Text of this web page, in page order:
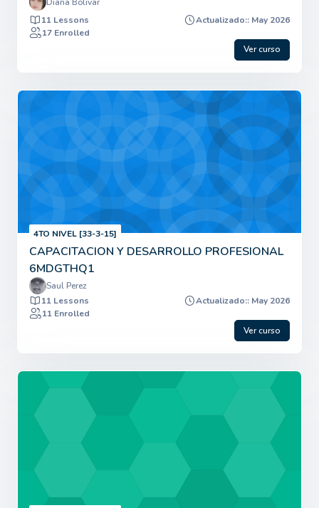
11 Lessons
Actualizado:: May 2026
17 Enrolled
Ver curso
4TO NIVEL [33-3-15]
CAPACITACION Y DESARROLLO PROFESIONAL
6MDGTHQ1
Saul Perez
11 Lessons
Actualizado:: May 2026
11 Enrolled
Ver curso